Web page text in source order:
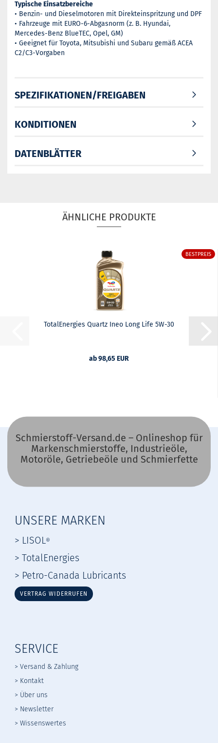
Typische Einsatzbereiche
• Benzin- und Dieselmotoren mit Direkteinspritzung und DPF
• Fahrzeuge mit EURO-6-Abgasnorm (z. B. Hyundai,
Mercedes-Benz BlueTEC, Opel, GM)
• Geeignet für Toyota, Mitsubishi und Subaru gemäß ACEA
C2/C3-Vorgaben
SPEZIFIKATIONEN/FREIGABEN
KONDITIONEN
DATENBLÄTTER
ÄHNLICHE PRODUKTE
BESTPREIS
TotalEnergies Quartz Ineo Long Life 5W-30
ab 98,65 EUR
Schmierstoff-Versand.de – Onlineshop für
Markenschmierstoffe, Industrieöle,
Motoröle, Getriebeöle und Schmierfette
UNSERE MARKEN
> LISOL®
> TotalEnergies
> Petro-Canada Lubricants
VERTRAG WIDERRUFEN
SERVICE
> Versand & Zahlung
> Kontakt
> Über uns
> Newsletter
> Wissenswertes